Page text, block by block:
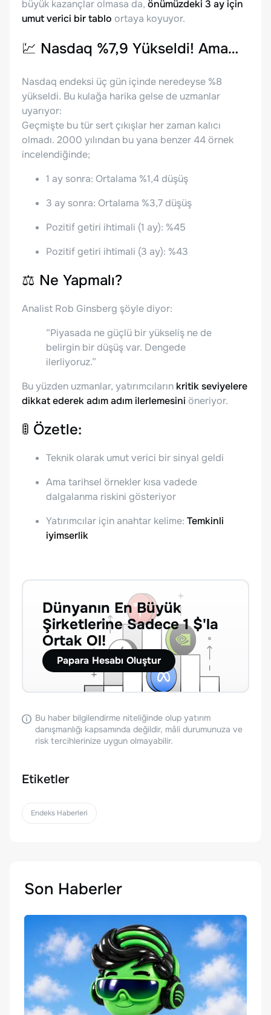
büyük kazançlar olmasa da, önümüzdeki 3 ay için
umut verici bir tablo ortaya koyuyor.
💹 Nasdaq %7,9 Yükseldi! Ama…
Nasdaq endeksi üç gün içinde neredeyse %8
yükseldi. Bu kulağa harika gelse de uzmanlar
uyarıyor:
Geçmişte bu tür sert çıkışlar her zaman kalıcı
olmadı. 2000 yılından bu yana benzer 44 örnek
incelendiğinde;
1 ay sonra: Ortalama %1,4 düşüş
3 ay sonra: Ortalama %3,7 düşüş
Pozitif getiri ihtimali (1 ay): %45
Pozitif getiri ihtimali (3 ay): %43
⚖️ Ne Yapmalı?
Analist Rob Ginsberg şöyle diyor:
“Piyasada ne güçlü bir yükseliş ne de
belirgin bir düşüş var. Dengede
ilerliyoruz.”
Bu yüzden uzmanlar, yatırımcıların kritik seviyelere
dikkat ederek adım adım ilerlemesini öneriyor.
🚦 Özetle:
Teknik olarak umut verici bir sinyal geldi
Ama tarihsel örnekler kısa vadede
dalgalanma riskini gösteriyor
Yatırımcılar için anahtar kelime: Temkinli
iyimserlik
Dünyanın En Büyük
Şirketlerine Sadece 1 $'la
Ortak Ol!
Papara Hesabı Oluştur
Bu haber bilgilendirme niteliğinde olup yatırım
danışmanlığı kapsamında değildir, mâli durumunuza ve
risk tercihlerinize uygun olmayabilir.
Etiketler
Endeks Haberleri
Son Haberler